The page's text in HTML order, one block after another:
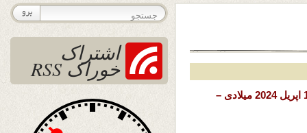
تاریخ نشر: سه شنبه 28 حمل ( فروردین) 1403 خورشیدی – 16 اپریل 2024 میلادی –
اشتراک
خوراک RSS